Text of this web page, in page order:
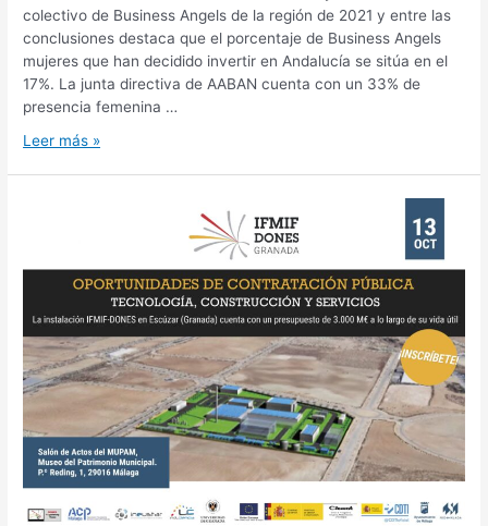
colectivo de Business Angels de la región de 2021 y entre las
conclusiones destaca que el porcentaje de Business Angels
mujeres que han decidido invertir en Andalucía se sitúa en el
17%. La junta directiva de AABAN cuenta con un 33% de
presencia femenina …
Leer más »